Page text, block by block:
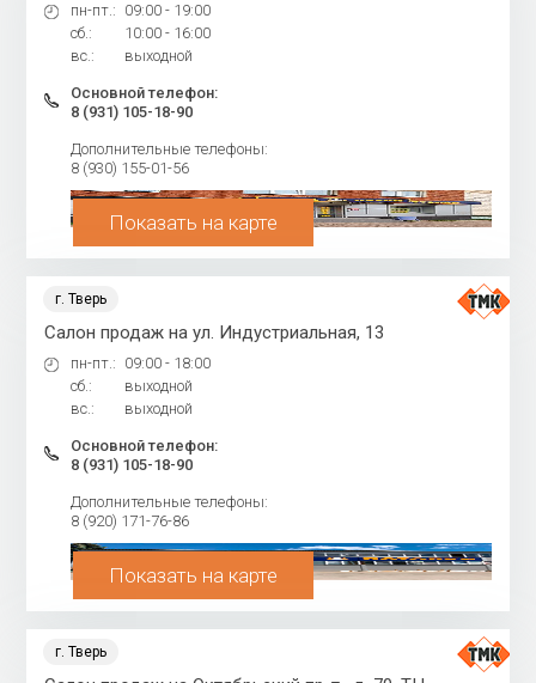
пн-пт.: 09:00 - 19:00
сб.:
10:00 - 16:00
вс.:
выходной
Основной телефон:
8 (931) 105-18-90
Дополнительные телефоны:
8 (930) 155-01-56
Показать на карте
г. Тверь
Салон продаж на ул. Индустриальная, 13
пн-пт.: 09:00 - 18:00
сб.:
выходной
вс.:
выходной
Основной телефон:
8 (931) 105-18-90
Дополнительные телефоны:
8 (920) 171-76-86
Показать на карте
г. Тверь